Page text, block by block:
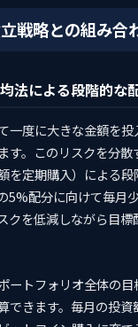
戦略との組み合
法による段階的な
一度に大きな金額を
す。このリスクを分
を定期購入）による
5%配分に向けて毎月
クを低減しながら目
ートフォリオ全体の
できます。毎月の投資